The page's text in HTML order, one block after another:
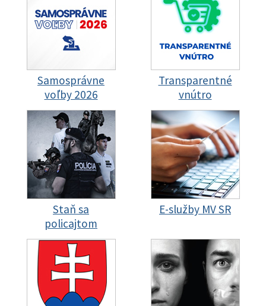
Samosprávne
voľby 2026
Transparentné
vnútro
Staň sa
policajtom
E-služby MV SR